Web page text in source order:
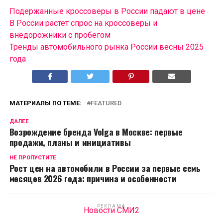
Подержанные кроссоверы в России падают в цене
В России растет спрос на кроссоверы и
внедорожники с пробегом
Тренды автомобильного рынка России весны 2025
года
МАТЕРИАЛЫ ПО ТЕМЕ: FEATURED
ДАЛЕЕ
Возрождение бренда Volga в Москве: первые
продажи, планы и инициативы
НЕ ПРОПУСТИТЕ
Рост цен на автомобили в России за первые семь
месяцев 2026 года: причина и особенности
РЕКЛАМА
Новости СМИ2